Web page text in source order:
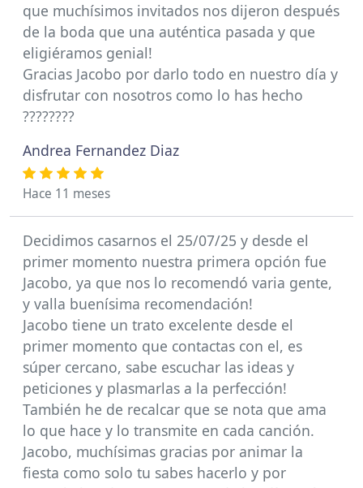
que muchísimos invitados nos dijeron después
de la boda que una auténtica pasada y que
eligiéramos genial!
Gracias Jacobo por darlo todo en nuestro día y
disfrutar con nosotros como lo has hecho
????????
Andrea Fernandez Diaz
Hace 11 meses
Decidimos casarnos el 25/07/25 y desde el
primer momento nuestra primera opción fue
Jacobo, ya que nos lo recomendó varia gente,
y valla buenísima recomendación!
Jacobo tiene un trato excelente desde el
primer momento que contactas con el, es
súper cercano, sabe escuchar las ideas y
peticiones y plasmarlas a la perfección!
También he de recalcar que se nota que ama
lo que hace y lo transmite en cada canción.
Jacobo, muchísimas gracias por animar la
fiesta como solo tu sabes hacerlo y por